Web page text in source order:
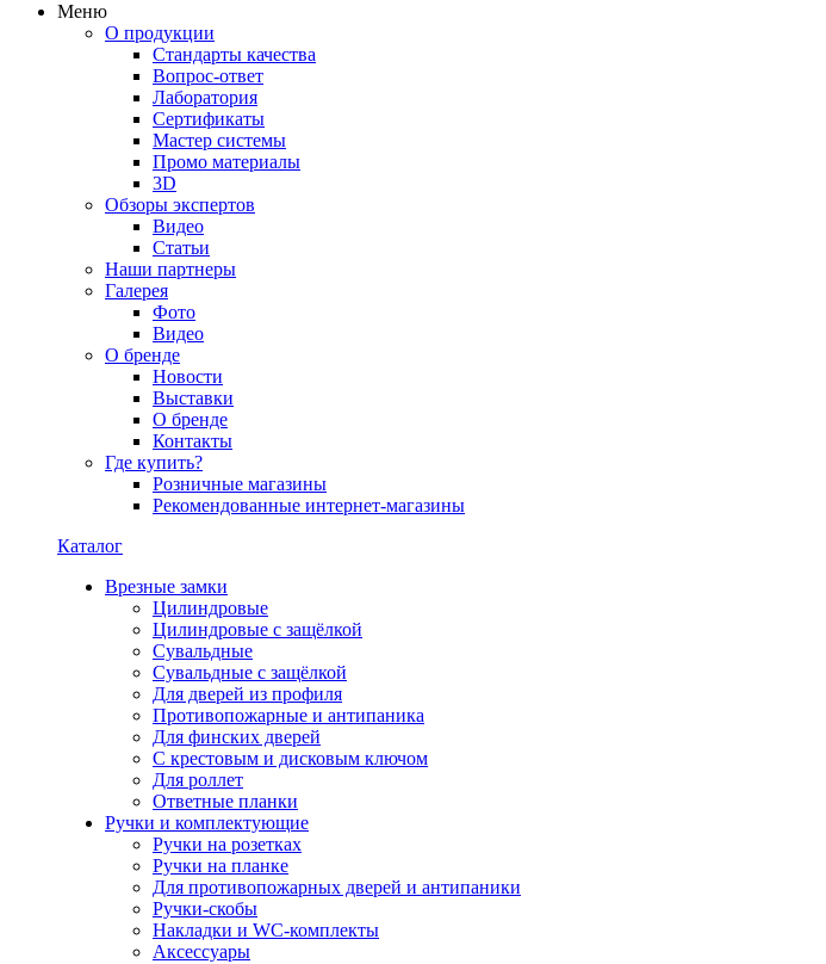
Меню
О продукции
Стандарты качества
Вопрос-ответ
Лаборатория
Сертификаты
Мастер системы
Промо материалы
3D
Обзоры экспертов
Видео
Статьи
Наши партнеры
Галерея
Фото
Видео
О бренде
Новости
Выставки
О бренде
Контакты
Где купить?
Розничные магазины
Рекомендованные интернет-магазины
Каталог
Врезные замки
Цилиндровые
Цилиндровые с защёлкой
Сувальдные
Сувальдные с защёлкой
Для дверей из профиля
Противопожарные и антипаника
Для финских дверей
С крестовым и дисковым ключом
Для роллет
Ответные планки
Ручки и комплектующие
Ручки на розетках
Ручки на планке
Для противопожарных дверей и антипаники
Ручки-скобы
Накладки и WC-комплекты
Аксессуары